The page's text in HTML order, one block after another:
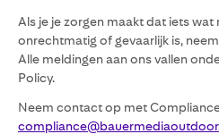
Als je je zorgen maakt dat iets
onrechtmatig of gevaarlijk is,
Alle meldingen aan ons vallen
Policy.
Neem contact op met